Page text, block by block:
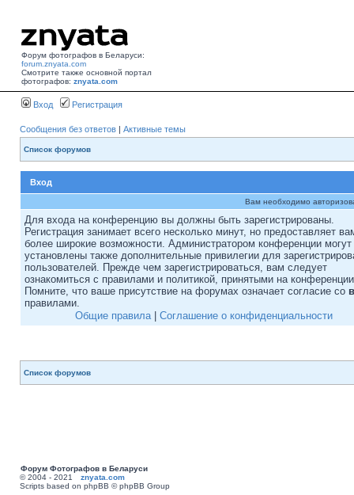
Форум фотографов в Беларуси:
forum.znyata.com
Смотрите также основной портал
фотографов: znyata.com
Вход Регистрация
Сообщения без ответов | Активные темы
Список форумов
Вход
Вам необходимо
Для входа на конференцию вы должны быть зарегистрированы.
Регистрация занимает всего несколько минут, но предоставляет
более широкие возможности. Администратором конференции
установлены также дополнительные привилегии для
пользователей. Прежде чем зарегистрироваться, вам следует
ознакомиться с правилами и политикой, принятыми на
Помните, что ваше присутствие на форумах означает согласие со
правилами.
Общие правила| Соглашение о конфиденциальности
Список форумов
Форум Фотографов в Беларуси
© 2004 - 2021 znyata.com
Scripts based on phpBB © phpBB Group